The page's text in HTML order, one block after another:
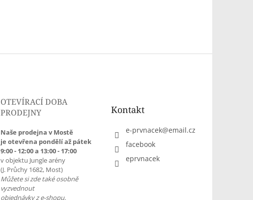
OTEVÍRACÍ DOBA
PRODEJNY
Naše prodejna v Mostě
je otevřena pondělí až pátek
9:00 - 12:00 a 13:00 - 17:00
v objektu Jungle arény
(J. Průchy 1682, Most)
Můžete si zde také osobně
vyzvednout
objednávky z e-shopu.
Kontakt
e-prvnacek@email.cz
facebook
eprvnacek